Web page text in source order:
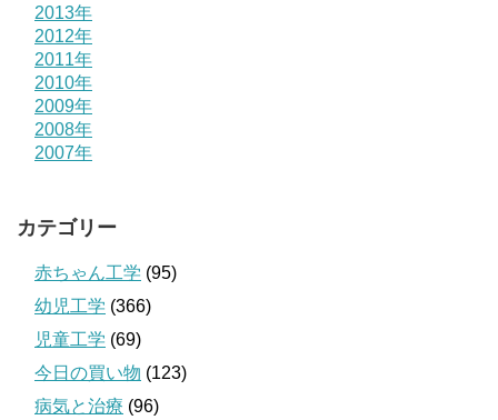
2013年
2012年
2011年
2010年
2009年
2008年
2007年
カテゴリー
赤ちゃん工学 (95)
幼児工学 (366)
児童工学 (69)
今日の買い物 (123)
病気と治療 (96)